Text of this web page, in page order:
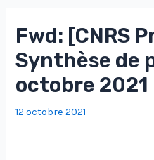
Fwd: [CNRS
Synthèse de
octobre 2021
12 octobre 2021